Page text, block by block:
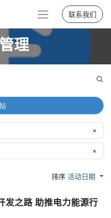
联系我们
理
×
×
排序活动日期
发之路 助推电力能源行